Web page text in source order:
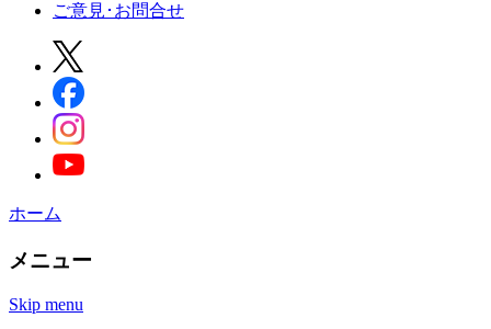
ご意見･お問合せ
ホーム
メニュー
Skip menu